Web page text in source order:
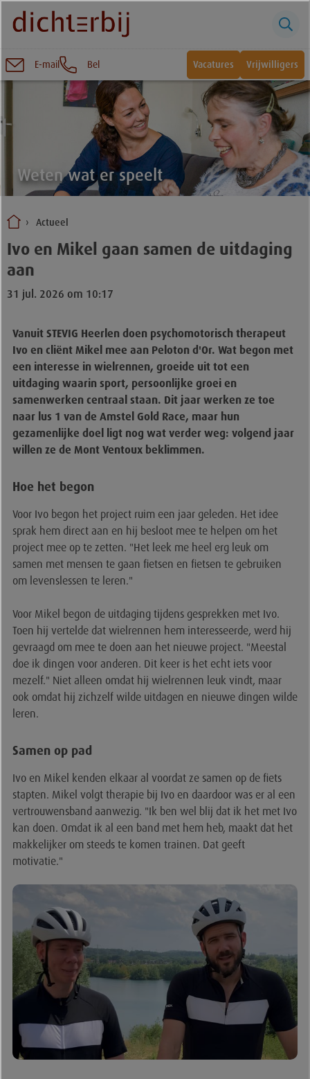
Naar
E-mail Bel Vacatures Vrijwilligers
Weten wat er speelt
Actueel
Ivo en Mikel gaan samen de uitdaging
aan
31 jul. 2026 om 10:17
Vanuit STEVIG Heerlen doen psychomotorisch therapeut
Ivo en cliënt Mikel mee aan Peloton d'Or. Wat begon met
een interesse in wielrennen, groeide uit tot een
uitdaging waarin sport, persoonlijke groei en
samenwerken centraal staan. Dit jaar werken ze toe
naar lus 1 van de Amstel Gold Race, maar hun
gezamenlijke doel ligt nog wat verder weg: volgend jaar
willen ze de Mont Ventoux beklimmen.
Hoe het begon
Voor Ivo begon het project ruim een jaar geleden. Het idee
sprak hem direct aan en hij besloot mee te helpen om het
project mee op te zetten. "Het leek me heel erg leuk om
samen met mensen te gaan fietsen en fietsen te gebruiken
om levenslessen te leren."
Voor Mikel begon de uitdaging tijdens gesprekken met Ivo.
Toen hij vertelde dat wielrennen hem interesseerde, werd hij
gevraagd om mee te doen aan het nieuwe project. "Meestal
doe ik dingen voor anderen. Dit keer is het echt iets voor
mezelf." Niet alleen omdat hij wielrennen leuk vindt, maar
ook omdat hij zichzelf wilde uitdagen en nieuwe dingen wilde
leren.
Samen op pad
Ivo en Mikel kenden elkaar al voordat ze samen op de fiets
stapten. Mikel volgt therapie bij Ivo en daardoor was er al een
vertrouwensband aanwezig. "Ik ben wel blij dat ik het met Ivo
kan doen. Omdat ik al een band met hem heb, maakt dat het
makkelijker om steeds te komen trainen. Dat geeft
motivatie."
Sluiten
Snel naar:
Wonen bij Dichterbij
Vrije dagbestedingsplekken